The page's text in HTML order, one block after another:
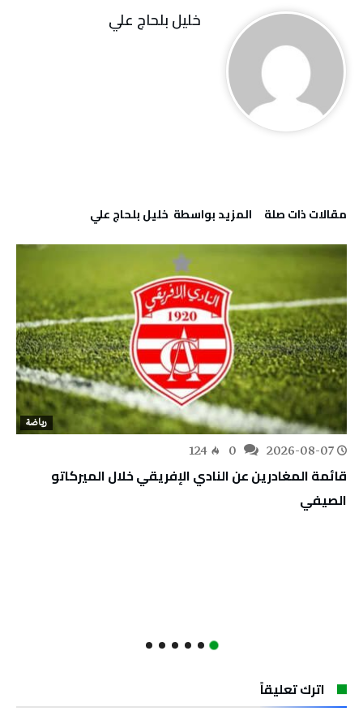
خليل‭ ‬بلحاج‭ ‬علي
‫مقالات ذات صلة‬ ‫‫المزيد بواسطة‬ ‬ خليل‭ ‬بلحاج‭ ‬علي
رياضة
2026-08-07
124
قائمة المغادرين عن النادي الإفريقي خلال الميركاتو
الصيفي
اترك تعليقاً